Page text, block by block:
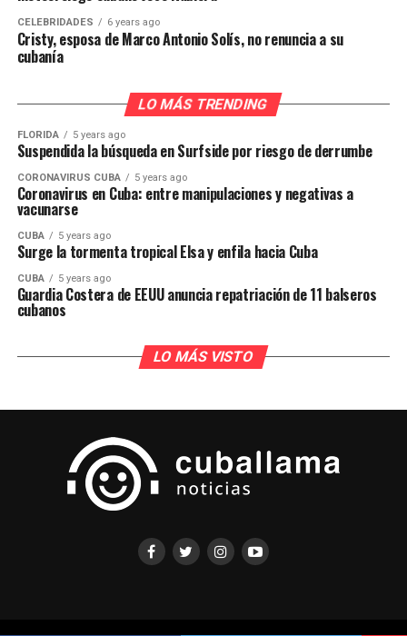
CELEBRIDADES 6 years ago
Cristy, esposa de Marco Antonio Solís, no renuncia a su
cubanía
LO MÁS TRENDING
FLORIDA 5 years ago
Suspendida la búsqueda en Surfside por riesgo de derrumbe
CORONAVIRUS CUBA 5 years ago
Coronavirus en Cuba: entre manipulaciones y negativas a
vacunarse
CUBA 5 years ago
Surge la tormenta tropical Elsa y enfila hacia Cuba
CUBA 5 years ago
Guardia Costera de EEUU anuncia repatriación de 11 balseros
cubanos
LO MÁS VISTO